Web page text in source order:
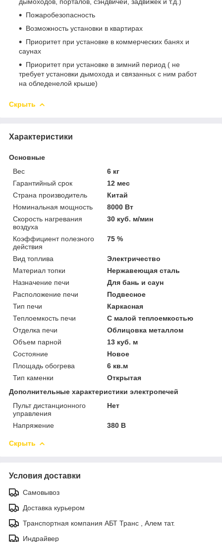
Пожаробезопасность
Возможность установки в квартирах
Приоритет при установке в коммерческих банях и
саунах
Приоритет при установке в зимний период ( не
требует установки дымохода и связанных с ним работ
на обледенелой крыше)
Скрыть
Характеристики
Основные
Вес
6 кг
Гарантийный срок
12 мес
Страна производитель
Китай
Номинальная мощность
8000 Вт
Скорость нагревания
воздуха
30 куб. м/мин
Коэффициент полезного
действия
75 %
Вид топлива
Электричество
Материал топки
Нержавеющая сталь
Назначение печи
Для бань и саун
Расположение печи
Подвесное
Тип печи
Каркасная
Теплоемкость печи
С малой теплоемкостью
Отделка печи
Облицовка металлом
Объем парной
13 куб. м
Состояние
Новое
Площадь обогрева
6 кв.м
Тип каменки
Открытая
Дополнительные характеристики электропечей
Пульт дистанционного
управления
Нет
Напряжение 380 В
Скрыть
Условия доставки
Самовывоз
Доставка курьером
Транспортная компания АБТ Транс , Алем тат.
Индрайвер